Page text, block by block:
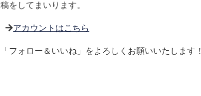
稿をしてまいります。
アカウントはこちら
「フォロー＆いいね」をよろしくお願いいたします！